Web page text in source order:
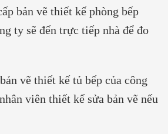
bản vẽ thiết kế phòng bếp
ty sẽ đến trực tiếp nhà để đo
vẽ thiết kế tủ bếp của công
viên thiết kế sửa bản vẽ nếu